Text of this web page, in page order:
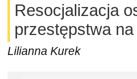
Resocjalizacja
przestępstwa
Lilianna Kurek